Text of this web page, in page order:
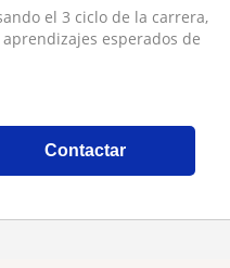
el 3 ciclo de la carrera,
esperados de
Contactar